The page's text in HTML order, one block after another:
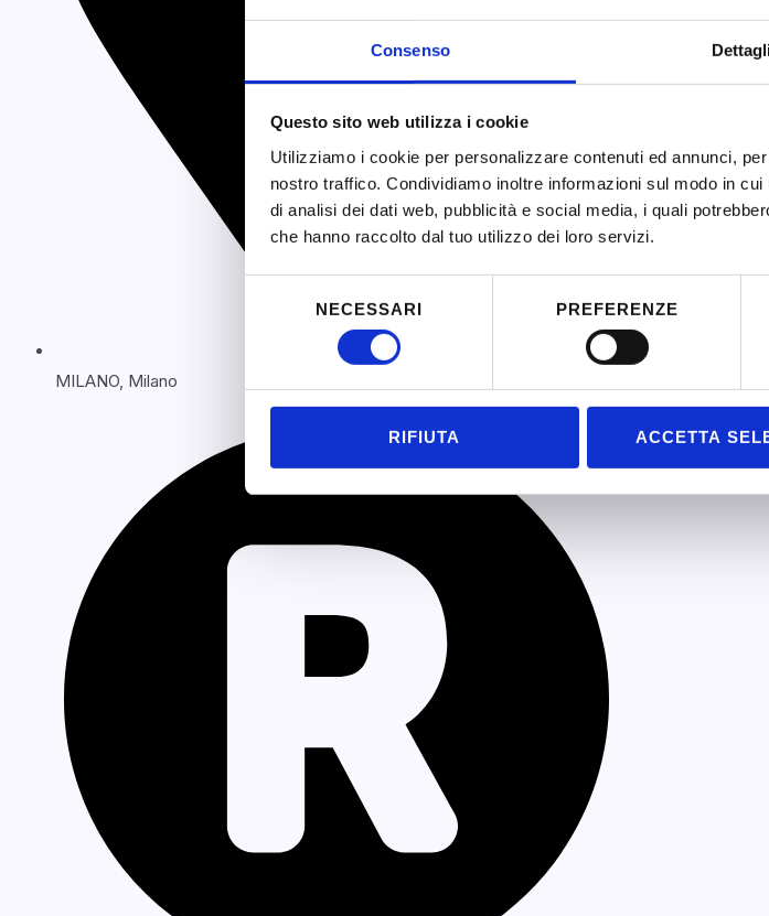
Consenso
Questo sito web utilizza i cookie
Utilizziamo i cookie per personalizzare contenuti ed annunci,
nostro traffico. Condividiamo inoltre informazioni sul modo in
di analisi dei dati web, pubblicità e social media, i quali
che hanno raccolto dal tuo utilizzo dei loro servizi.
NECESSARI PREFERENZE
RIFIUTA ACCETTA
MILANO, Milano
Ha conseguito
ambito Career,